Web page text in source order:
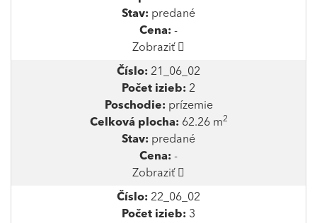
Stav: predané
Cena: -
Zobraziť
Číslo: 21_06_02
Počet izieb: 2
Poschodie:prízemie
Celková plocha: 62.26 m2
Stav: predané
Cena: -
Zobraziť
Číslo: 22_06_02
Počet izieb: 3